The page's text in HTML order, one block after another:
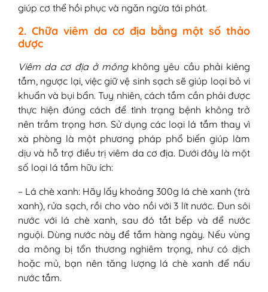
giúp cơ thể hồi phục và ngăn ngừa tái phát.
2. Chữa viêm da cơ địa bằng một số thảo
dược
Viêm da cơ địa ở môngkhông yêu cầu phải kiêng
tắm, ngược lại, việc giữ vệ sinh sạch sẽ giúp loại bỏ vi
khuẩn và bụi bẩn. Tuy nhiên, cách tắm cần phải được
thực hiện đúng cách để tình trạng bệnh không trở
nên trầm trọng hơn. Sử dụng các loại lá tắm thay vì
xà phòng là một phương pháp phổ biến giúp làm
dịu và hỗ trợ điều trị viêm da cơ địa. Dưới đây là một
số loại lá tắm hữu ích:
– Lá chè xanh: Hãy lấy khoảng 300g lá chè xanh (trà
xanh), rửa sạch, rồi cho vào nồi với 3 lít nước. Đun sôi
nước với lá chè xanh, sau đó tắt bếp và để nước
nguội. Dùng nước này để tắm hàng ngày. Nếu vùng
da mông bị tổn thương nghiêm trọng, như có dịch
hoặc mủ, bạn nên tăng lượng lá chè xanh để nấu
nước tắm.